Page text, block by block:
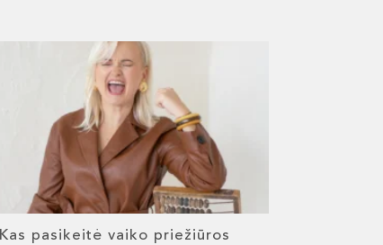
Kas pasikeitė vaiko priežiūros